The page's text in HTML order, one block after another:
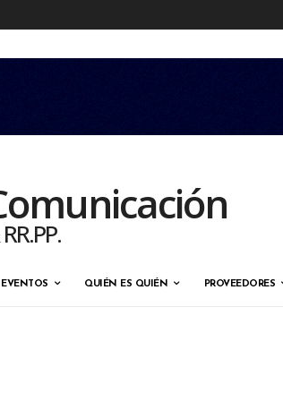
EVENTOS QUIÉN ES QUIÉN PROVEEDORES